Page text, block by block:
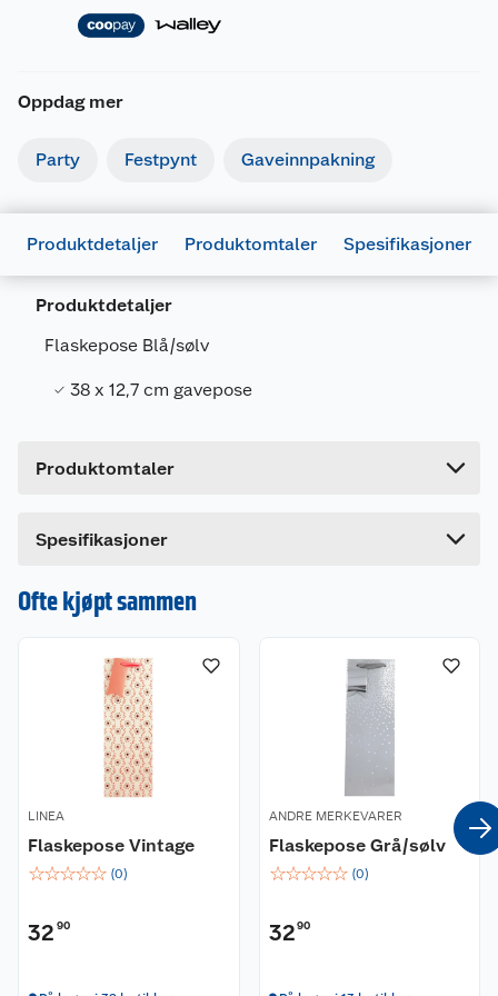
Oppdag mer
Party Festpynt Gaveinnpakning
Produktdetaljer Produktomtaler Spesifikasjoner
Produktdetaljer
Flaskepose Blå/sølv
38 x 12,7 cm gavepose
Produktomtaler
Dette produktet har ikke fått noen omtale ennå.
en omtale.
Spesifikasjoner
Artikkelnummer
Lengde
Ofte kjøpt sammen
LINEA
Flaskepose Vintage
☆☆☆☆☆ (0)
32 90
ANDRE MERKEVARER
Flaskepose Grå/sølv
☆☆☆☆☆ (0)
32 90